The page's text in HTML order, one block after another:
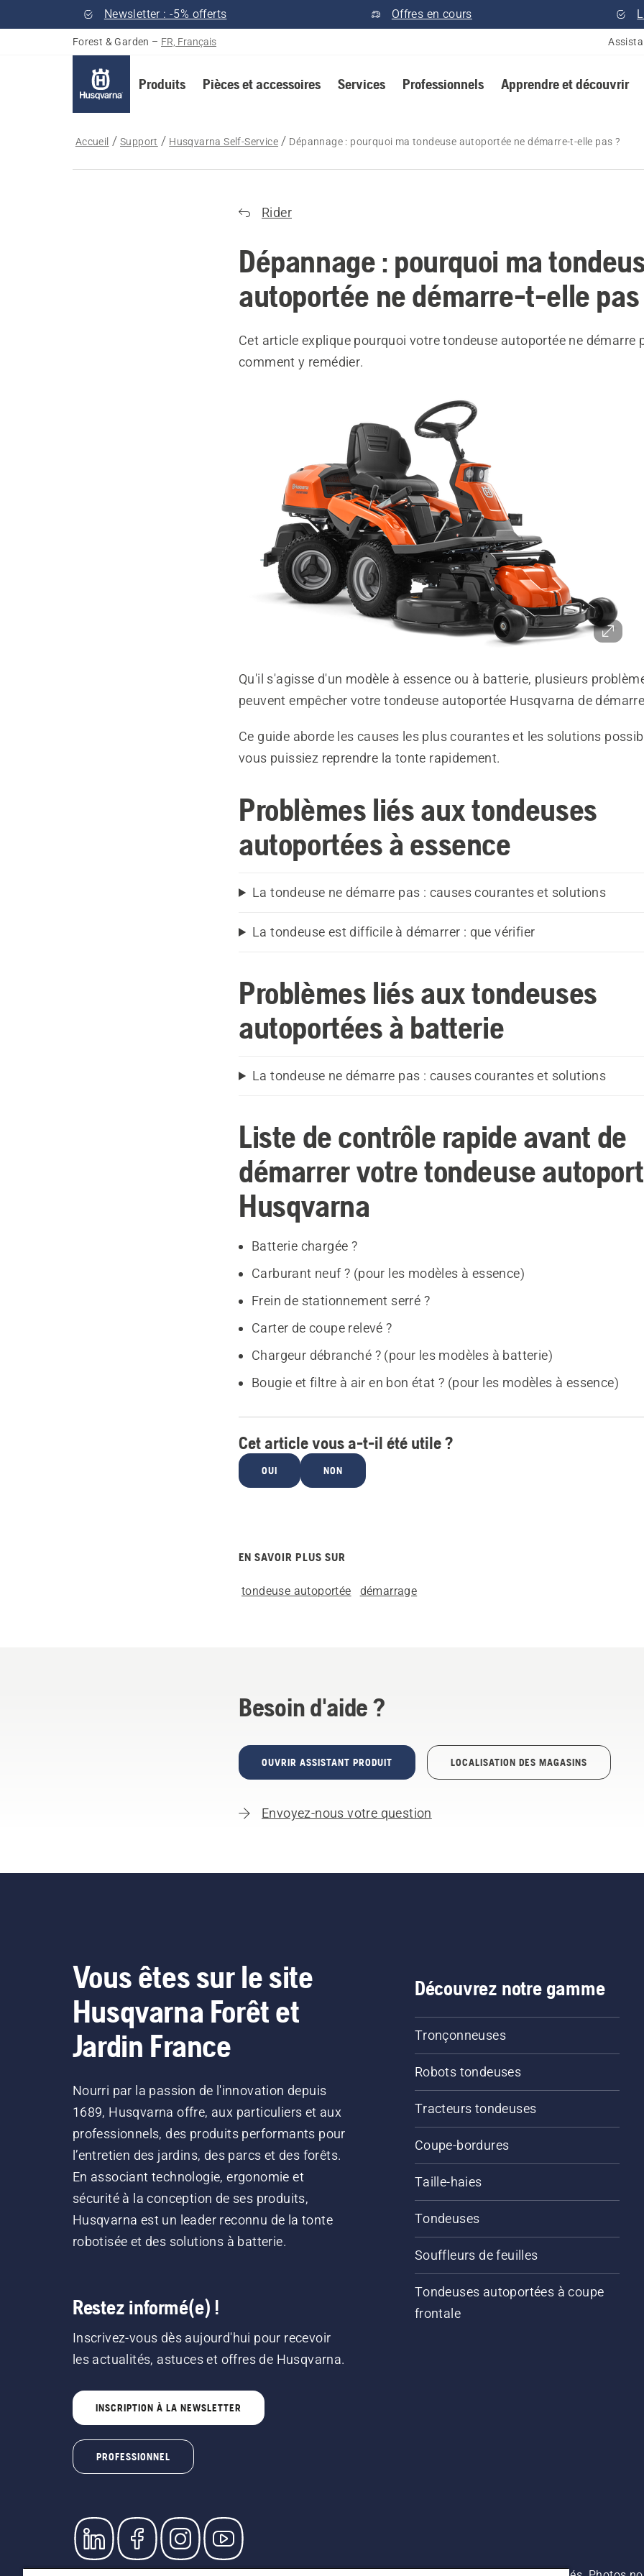
Newsletter : -5% offerts Offres en cours
Forest & Garden – FR, Français
Produits Pièces et accessoires Services Professionnels Apprendre et découvrir
Accueil Support Husqvarna Self-Service Dépannage : pourquoi ma tondeuse autoportée ne démarre-t-elle pas ?
Rider
Dépannage : pourquoi ma
autoportée ne démarre-t-elle pas
Cet article explique pourquoi votre tondeuse autoportée ne démarre
comment y remédier.
Qu'il s'agisse d'un modèle à essence ou à batterie, plusieurs
peuvent empêcher votre tondeuse autoportée Husqvarna de
Ce guide aborde les causes les plus courantes et les solutions
vous puissiez reprendre la tonte rapidement.
Problèmes liés aux tondeuses
autoportées à essence
La tondeuse ne démarre pas : causes courantes et solutions
La tondeuse est difficile à démarrer : que vérifier
Problèmes liés aux tondeuses
autoportées à batterie
La tondeuse ne démarre pas : causes courantes et solutions
Liste de contrôle rapide avant de
démarrer votre tondeuse
Husqvarna
Batterie chargée ?
Carburant neuf ? (pour les modèles à essence)
Frein de stationnement serré ?
Carter de coupe relevé ?
Chargeur débranché ? (pour les modèles à batterie)
Bougie et filtre à air en bon état ? (pour les modèles à essence)
Cet article vous a-t-il été utile ?
OUI NON
EN SAVOIR PLUS SUR
tondeuse autoportée démarrage
Besoin d'aide ?
OUVRIR ASSISTANT PRODUIT LOCALISATION DES MAGASINS
Envoyez-nous votre question
Vous êtes sur le site
Husqvarna Forêt et
Jardin France
Nourri par la passion de l'innovation depuis
1689, Husqvarna offre, aux particuliers et aux
professionnels, des produits performants pour
l’entretien des jardins, des parcs et des forêts.
En associant technologie, ergonomie et
sécurité à la conception de ses produits,
Husqvarna est un leader reconnu de la tonte
robotisée et des solutions à batterie.
Restez informé(e) !
Inscrivez-vous dès aujourd'hui pour recevoir
les actualités, astuces et offres de Husqvarna.
INSCRIPTION À LA NEWSLETTER
PROFESSIONNEL
Découvrez notre gamme
Tronçonneuses
Robots tondeuses
Tracteurs tondeuses
Coupe-bordures
Taille-haies
Tondeuses
Souffleurs de feuilles
Tondeuses autoportées à coupe
frontale